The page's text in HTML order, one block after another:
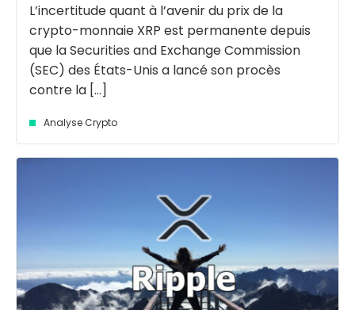
L’incertitude quant à l’avenir du prix de la
crypto-monnaie XRP est permanente depuis
que la Securities and Exchange Commission
(SEC) des États-Unis a lancé son procès
contre la [...]
Analyse Crypto